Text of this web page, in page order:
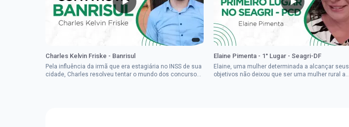
Charles Kelvin Friske - Banrisul
Pela influência da irmã que era estagiária no INSS de sua
cidade, Charles resolveu tentar o mundo dos concursos
Elaine Pimenta - 1° Lugar - Seagri-DF
Elaine, uma mulher determinada a alcançar seus
objetivos não deixou que ser uma mulher rural a